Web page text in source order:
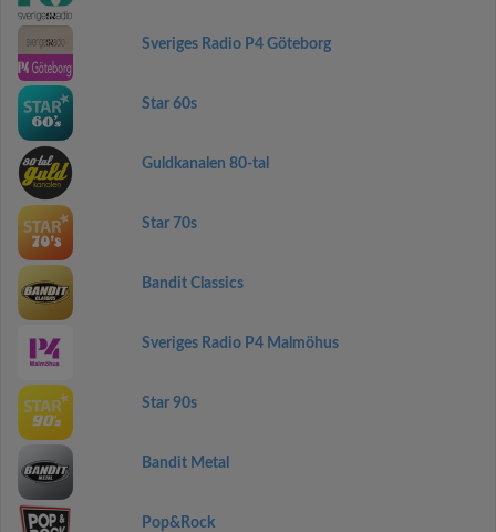
Sveriges Radio P4 Göteborg
Star 60s
Guldkanalen 80-tal
Star 70s
Bandit Classics
Sveriges Radio P4 Malmöhus
Star 90s
Bandit Metal
Pop&Rock